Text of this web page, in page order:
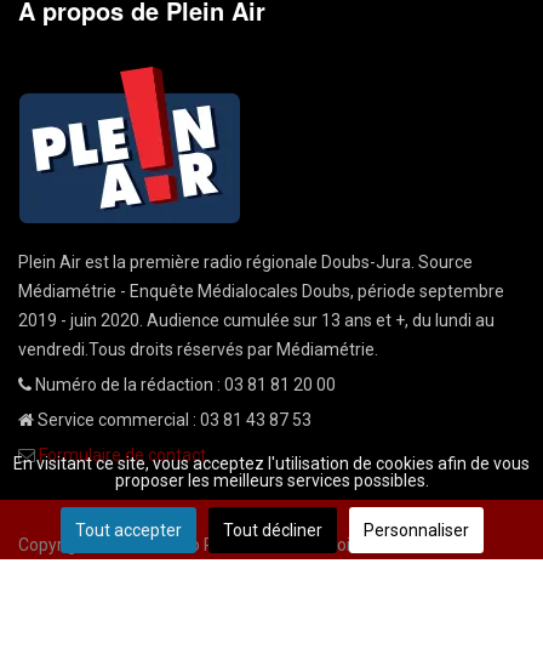
A propos de Plein Air
Plein Air est la première radio régionale Doubs-Jura. Source
Médiamétrie - Enquête Médialocales Doubs, période septembre
2019 - juin 2020. Audience cumulée sur 13 ans et +, du lundi au
vendredi.Tous droits réservés par Médiamétrie.
Numéro de la rédaction : 03 81 81 20 00
Service commercial : 03 81 43 87 53
Formulaire de contact
Copyright © 2026 Radio Plein Air - Tous droits réservés
En visitant ce site, vous acceptez l'utilisation de cookies afin de vous
proposer les meilleurs services possibles.
Tout accepter Tout décliner Personnaliser